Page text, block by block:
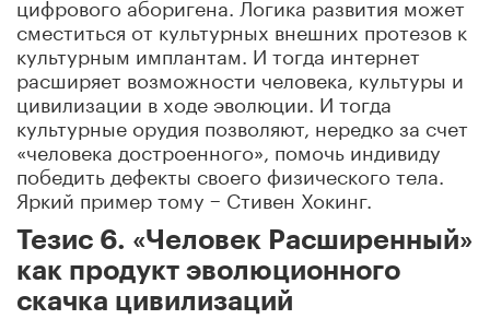
сместиться от культурных внешних протезов к
культурным имплантам. И тогда интернет
расширяет возможности человека, культуры и
цивилизации в ходе эволюции. И тогда
культурные орудия позволяют, нередко за счет
«человека достроенного», помочь индивиду
победить дефекты своего физического тела.
Яркий пример тому − Стивен Хокинг.
Тезис 6. «Человек Расширенный»
как продукт эволюционного
скачка цивилизаций